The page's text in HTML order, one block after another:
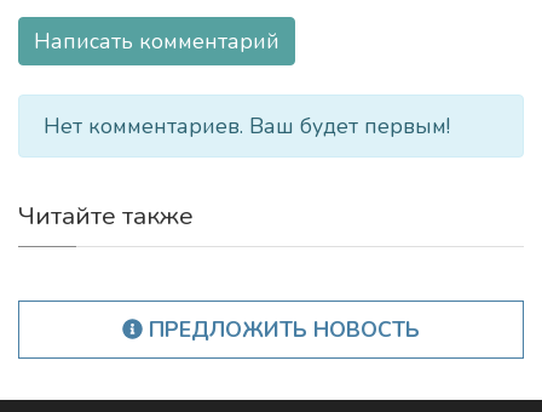
Написать комментарий
Нет комментариев. Ваш будет первым!
Читайте также
ПРЕДЛОЖИТЬ НОВОСТЬ